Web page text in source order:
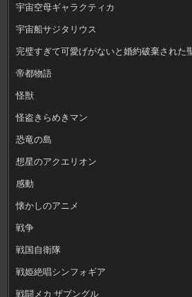
宇宙空母ギャラクティカ
宇宙船サジタリウス
完璧すぎて可愛げがないと婚約破棄された
帝都物語
怪獣
怪盗きらめきマン
恐竜の島
想星のアクエリオン
感動
懐かしのアニメ
戦争
戦国自衛隊
戦姫絶唱シンフォギア
戦闘メカ ザブングル